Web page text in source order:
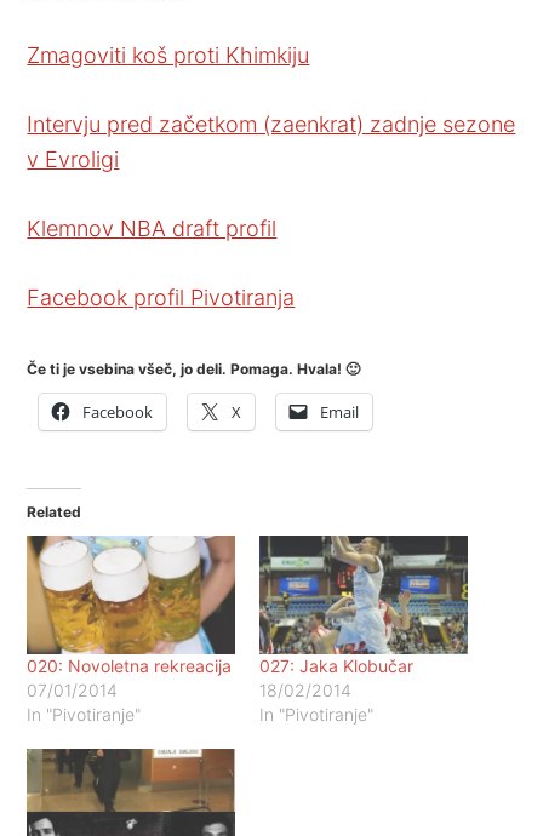
Zmagoviti koš proti Khimkiju
Intervju pred začetkom (zaenkrat) zadnje sezone
v Evroligi
Klemnov NBA draft profil
Facebook profil Pivotiranja
Če ti je vsebina všeč, jo deli. Pomaga. Hvala! 🙂
Facebook X Email
Related
020: Novoletna rekreacija
07/01/2014
In "Pivotiranje"
027: Jaka Klobučar
18/02/2014
In "Pivotiranje"